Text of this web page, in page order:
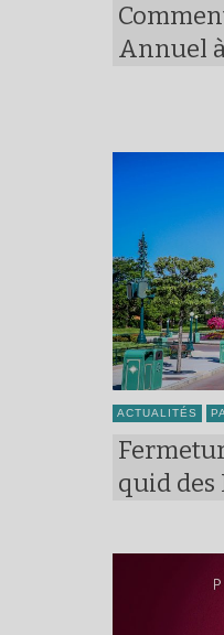
Annuel
ACTUALITÉS
quid des